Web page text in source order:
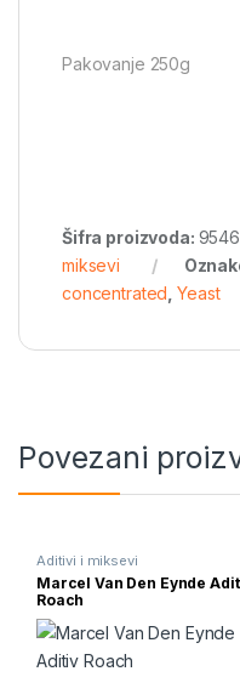
Pakovanje 250g
Šifra proizvoda:
miksevi
concentrated ,Yeast
Povezani
Aditivi i miksevi
Marcel Van Den Eynde
Roach